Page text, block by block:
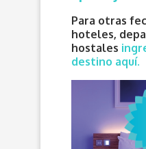
Para otras
hoteles,
hostales
destino aquí.